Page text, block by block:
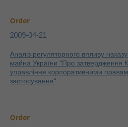
Order
2009-04-21
Аналіз регуляторного впливу
майна України "Про затвердження
управління корпоративними
застосування"
Order